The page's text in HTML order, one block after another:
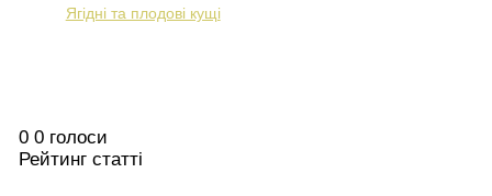
Ягідні та плодові кущі
0 0 голоси
Рейтинг статті